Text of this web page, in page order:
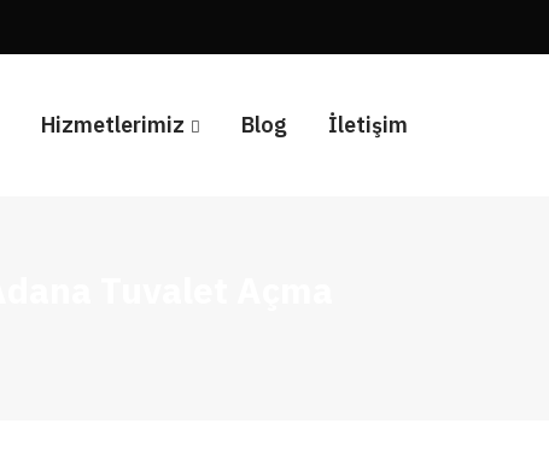
Hizmetlerimiz Blog İletişim